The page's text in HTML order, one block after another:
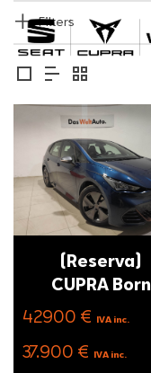
Filters
(Reserva)
CUPRA Born
42900 € IVA inc.
37.900 € IVA inc.